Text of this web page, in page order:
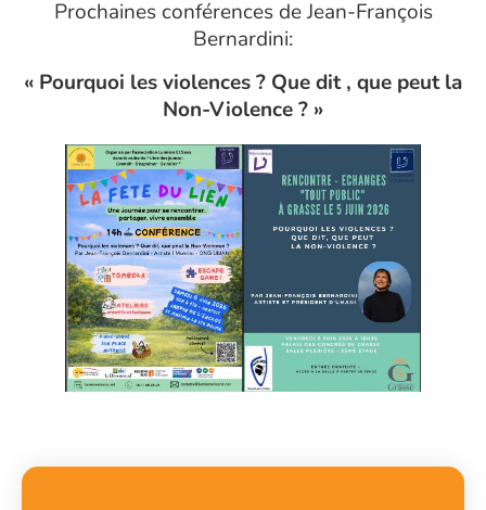
Prochaines conférences de Jean-François
Bernardini:
« Pourquoi les violences ? Que dit , que peut la
Non-Violence ? »